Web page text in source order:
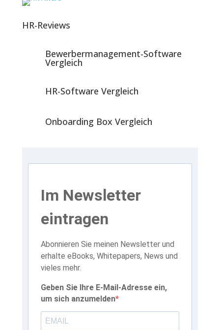
HR-Reviews
Bewerbermanagement-Software
Vergleich
HR-Software Vergleich
Onboarding Box Vergleich
Im Newsletter
eintragen
Abonnieren Sie meinen Newsletter und
erhalte eBooks, Whitepapers, News und
vieles mehr.
Geben Sie Ihre E-Mail-Adresse ein,
um sich anzumelden